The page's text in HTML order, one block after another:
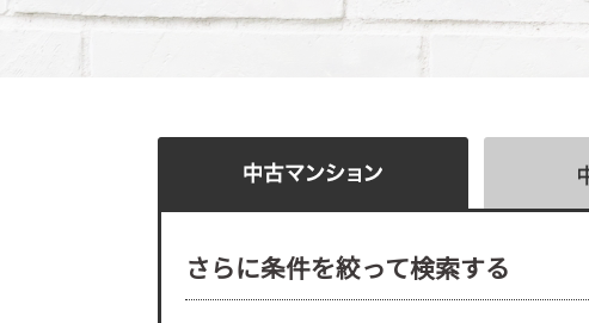
さらに条件を絞って検索する